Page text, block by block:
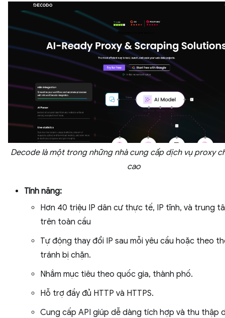
Decode là một trong những nhà cung cấp dịch vụ proxy
cao
Tính năng:
Hơn 40 triệu IP dân cư thực tế, IP tĩnh, và trung
trên toàn cầu
Tự động thay đổi IP sau mỗi yêu cầu hoặc theo
tránh bị chặn.
Nhắm mục tiêu theo quốc gia, thành phố.
Hỗ trợ đầy đủ HTTP và HTTPS.
Cung cấp API giúp dễ dàng tích hợp và thu thập